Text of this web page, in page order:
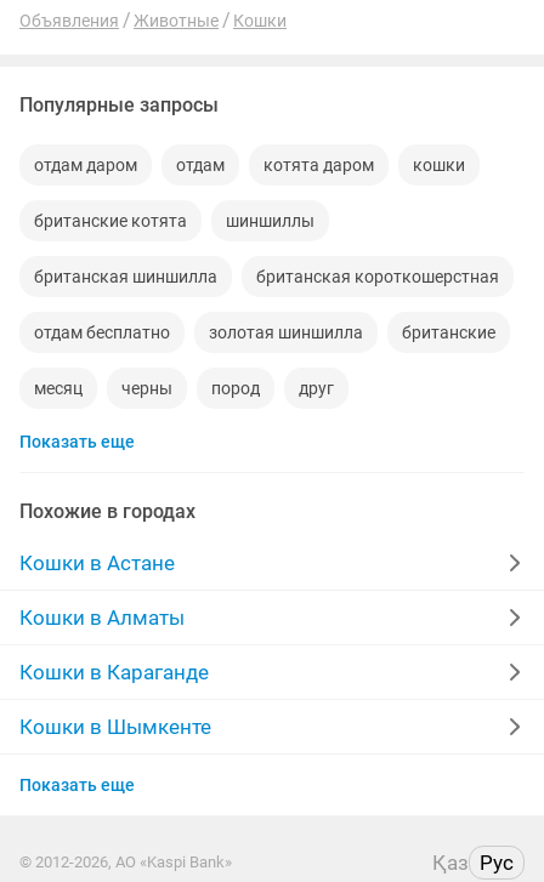
Объявления Животные Кошки
Популярные запросы
отдам даром отдам котята даром кошки
британские котята шиншиллы
британская шиншилла британская короткошерстная
отдам бесплатно золотая шиншилла британские
месяц черны пород друг
британские коты
дом для красивая
котик русская
короткошерстные
шотланд голубой
отдам даром бесплатно
Показать еще
Похожие в городах
Кошки в Астане
Кошки в Алматы
Кошки в Караганде
Кошки в Шымкенте
Кошки в Усть-Каменогорске
Показать еще
© 2012-2026, АО «Kaspi Bank» Қаз Рус